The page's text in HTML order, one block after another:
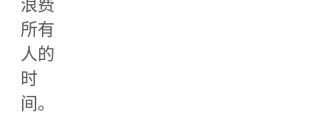
所有
人的
时
间。